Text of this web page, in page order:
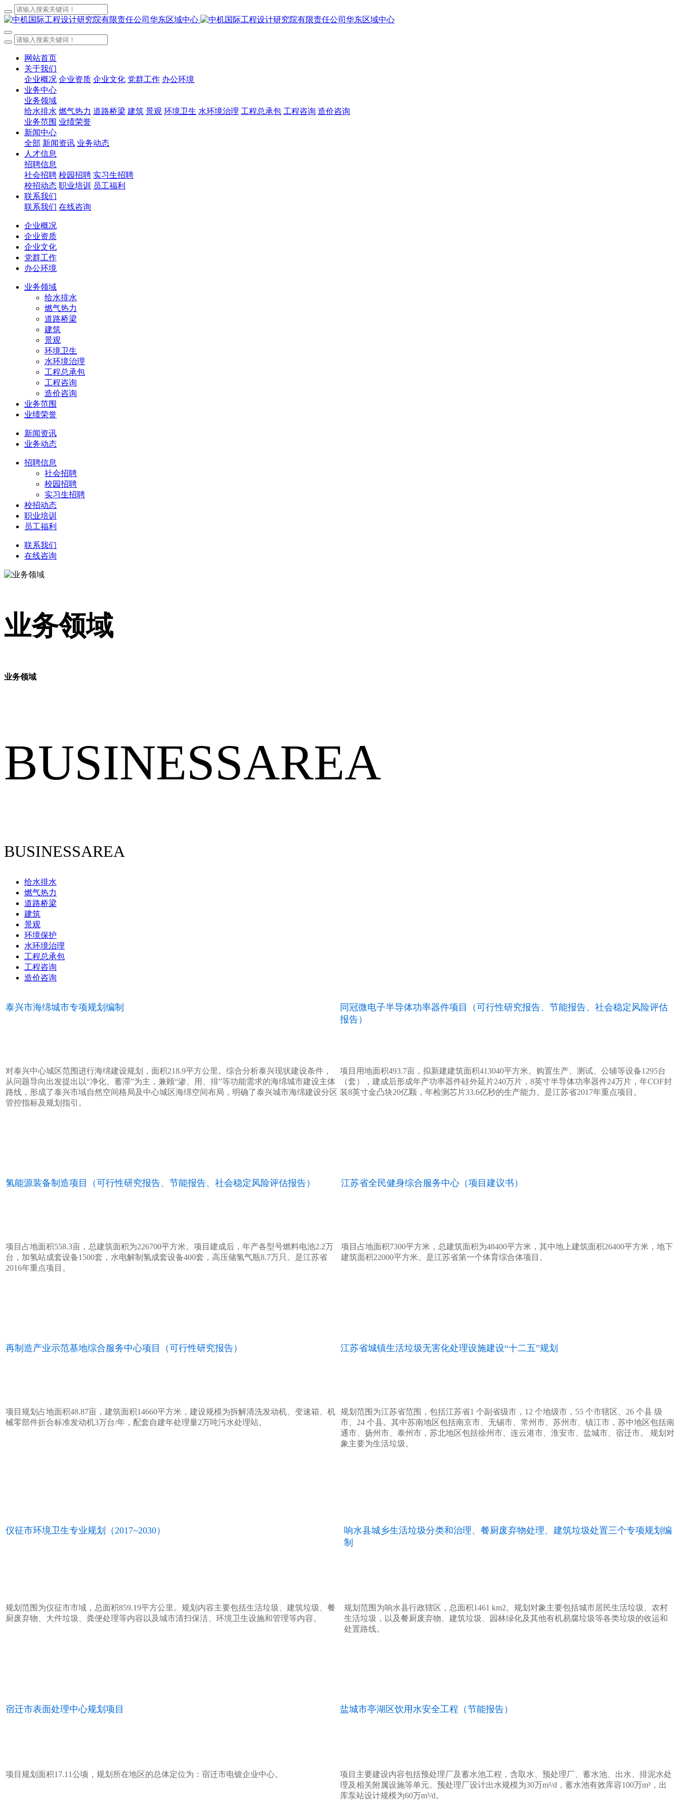
网站首页
关于我们
企业概况 企业资质 企业文化 党群工作 办公环境
业务中心
业务领域
给水排水 燃气热力 道路桥梁 建筑 景观 环境卫生 水环境治理 工程总承包 工程咨询 造价咨询
业务范围 业绩荣誉
新闻中心
全部 新闻资讯 业务动态
人才信息
招聘信息
社会招聘 校园招聘 实习生招聘
校招动态 职业培训
员工福利
联系我们
联系我们 在线咨询
企业概况
企业资质
企业文化
党群工作
办公环境
业务领域
给水排水
燃气热力
道路桥梁
建筑
景观
环境卫生
水环境治理
工程总承包
工程咨询
造价咨询
业务范围
业绩荣誉
新闻资讯
业务动态
招聘信息
社会招聘
校园招聘
实习生招聘
校招动态
职业培训
员工福利
联系我们
在线咨询
业务领域
业务领域
BUSINESSAREA
BUSINESSAREA
给水排水
燃气热力
道路桥梁
建筑
景观
环境保护
水环境治理
工程总承包
工程咨询
造价咨询
泰兴市海绵城市专项规划编制
同冠微电子半导体功率器件项目（可行性研究报告、节能报告、社会稳定风险评估
报告）
对泰兴中心城区范围进行海绵建设规划，面积218.9平方公里。综合分析泰兴现状建设条件，
从问题导向出发提出以“净化、蓄滞”为主，兼顾“渗、用、排”等功能需求的海绵城市建设主体
路线，形成了泰兴市域自然空间格局及中心城区海绵空间布局，明确了泰兴城市海绵建设分区
管控指标及规划指引。
项目用地面积493.7亩，拟新建建筑面积413040平方米。购置生产、测试、公辅等设备1295台
（套），建成后形成年产功率器件硅外延片240万片，8英寸半导体功率器件24万片，年COF封
装8英寸金凸块20亿颗，年检测芯片33.6亿秒的生产能力。 是江苏省2017年重点项目。
氢能源装备制造项目（可行性研究报告、节能报告、社会稳定风险评估报告） 江苏省全民健身综合服务中心（项目建议书）
项目占地面积558.3亩，总建筑面积为226700平方米。项目建成后，年产各型号燃料电池2.2万
台，加氢站成套设备1500套，水电解制氢成套设备400套，高压储氢气瓶8.7万只。是江苏省
2016年重点项目。
项目占地面积7300平方米，总建筑面积为48400平方米，其中地上建筑面积26400平方米，地下
建筑面积22000平方米。是江苏省第一个体育综合体项目。
再制造产业示范基地综合服务中心项目（可行性研究报告） 江苏省城镇生活垃圾无害化处理设施建设“十二五”规划
项目规划占地面积48.87亩，建筑面积14660平方米，建设规模为拆解清洗发动机、变速箱、机
械零部件折合标准发动机3万台/年，配套自建年处理量2万吨污水处理站。
规划范围为江苏省范围，包括江苏省1 个副省级市，12 个地级市，55 个市辖区、26 个县 级
市、24 个县。其中苏南地区包括南京市、无锡市、常州市、苏州市、镇江市，苏中地区包括南
通市、扬州市、泰州市，苏北地区包括徐州市、连云港市、淮安市、盐城市、宿迁市。 规划对
象主要为生活垃圾。
仪征市环境卫生专业规划（2017~2030）
响水县城乡生活垃圾分类和治理、餐厨废弃物处理、建筑垃圾处置三个专项规划编
制
规划范围为仪征市市域，总面积859.19平方公里。规划内容主要包括生活垃圾、建筑垃圾、餐
厨废弃物、大件垃圾、粪便处理等内容以及城市清扫保洁、环境卫生设施和管理等内容。
规划范围为响水县行政辖区，总面积1461 km2。规划对象主要包括城市居民生活垃圾、农村
生活垃圾，以及餐厨废弃物、建筑垃圾、园林绿化及其他有机易腐垃圾等各类垃圾的收运和
处置路线。
宿迁市表面处理中心规划项目 盐城市亭湖区饮用水安全工程（节能报告）
项目规划面积17.11公顷，规划所在地区的总体定位为：宿迁市电镀企业中心。
项目主要建设内容包括预处理厂及蓄水池工程，含取水、预处理厂、蓄水池、出水、排泥水处
理及相关附属设施等单元。预处理厂设计出水规模为30万m³/d，蓄水池有效库容100万m³，出
库泵站设计规模为60万m³/d。